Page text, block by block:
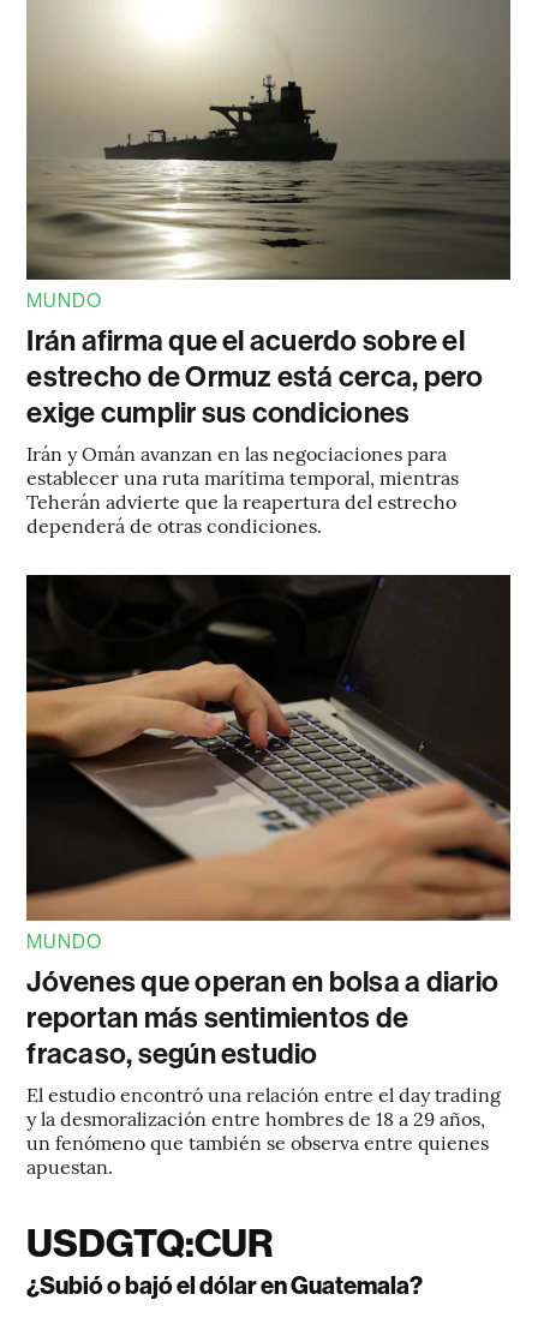
MUNDO
Irán afirma que el acuerdo sobre el
estrecho de Ormuz está cerca, pero
exige cumplir sus condiciones
Irán y Omán avanzan en las negociaciones para
establecer una ruta marítima temporal, mientras
Teherán advierte que la reapertura del estrecho
dependerá de otras condiciones.
MUNDO
Jóvenes que operan en bolsa a diario
reportan más sentimientos de
fracaso, según estudio
El estudio encontró una relación entre el day trading
y la desmoralización entre hombres de 18 a 29 años,
un fenómeno que también se observa entre quienes
apuestan.
USDGTQ:CUR
¿Subió o bajó el dólar en Guatemala?